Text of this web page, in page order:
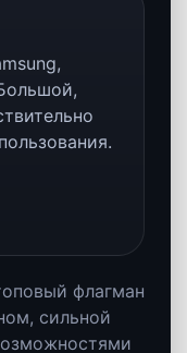
на